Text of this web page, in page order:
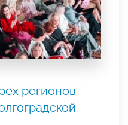
регионов